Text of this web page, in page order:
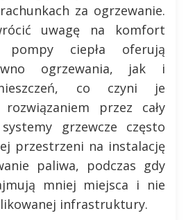
za ogrzewanie.
uwagę na komfort
pompy ciepła oferują
ogrzewania, jak i
co czyni je
rozwiązaniem przez cały
grzewcze często
przestrzeni na instalację
paliwa, podczas gdy
mniej miejsca i nie
infrastruktury.